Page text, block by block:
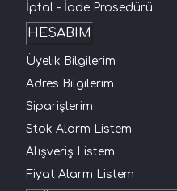
İptal - İade Prosedürü
HESABIM
Üyelik Bilgilerim
Adres Bilgilerim
Siparişlerim
Stok Alarm Listem
Alışveriş Listem
Fiyat Alarm Listem